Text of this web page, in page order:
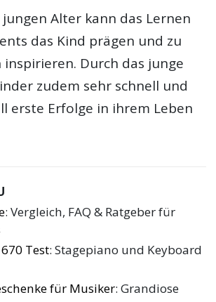
Alter kann das Lernen
das Kind prägen und zu
inspirieren. Durch das junge
zudem sehr schnell und
erste Erfolge in ihrem Leben
: Vergleich, FAQ & Ratgeber für
Test: Stagepiano und Keyboard
für Musiker: Grandiose